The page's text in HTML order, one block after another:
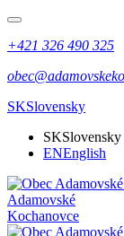
+421 326 490 325
SKSlovensky
SKSlovensky
ENEnglish
Adamovské
Kochanovce